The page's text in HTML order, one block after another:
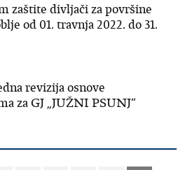
zaštite divljači za površine
od 01. travnja 2022. do 31.
revizija osnove
za GJ „JUŽNI PSUNJ“